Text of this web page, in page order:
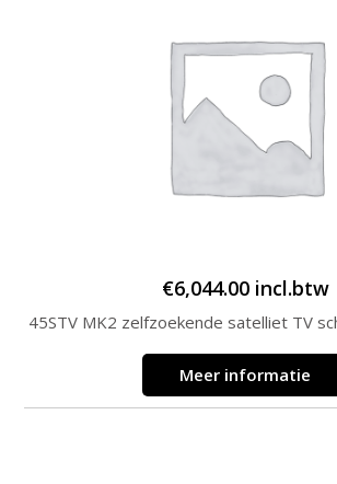
€6,044.00 incl.btw
45STV MK2 zelfzoekende satelliet TV
Meer informatie